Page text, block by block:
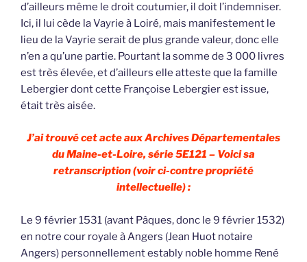
d’ailleurs même le droit coutumier, il doit l’indemniser.
Ici, il lui cède la Vayrie à Loiré, mais manifestement le
lieu de la Vayrie serait de plus grande valeur, donc elle
n’en a qu’une partie. Pourtant la somme de 3 000 livres
est très élevée, et d’ailleurs elle atteste que la famille
Lebergier dont cette Françoise Lebergier est issue,
était très aisée.
J’ai trouvé cet acte aux Archives Départementales
du Maine-et-Loire, série 5E121 – Voici sa
retranscription (voir ci-contre propriété
intellectuelle) :
Le 9 février 1531 (avant Pâques, donc le 9 février 1532)
en notre cour royale à Angers (Jean Huot notaire
Angers) personnellement estably noble homme René